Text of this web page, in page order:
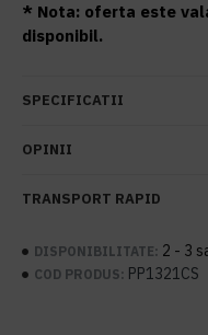
* Nota: oferta este
disponibil.
SPECIFICATII
OPINII
TRANSPORT RAPID
DISPONIBILITATE: 2 - 3
COD PRODUS: PP1321CS